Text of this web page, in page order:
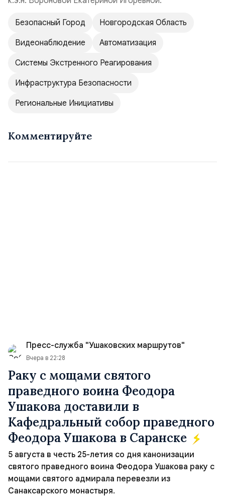
Безопасный Город
Новгородская Область
Видеонаблюдение
Автоматизация
Системы Экстренного Реагирования
Инфраструктура Безопасности
Региональные Инициативы
Комментируйте
Пресс-служба "Ушаковских маршрутов"
Вчера в 22:28
Раку с мощами святого
праведного воина Феодора
Ушакова доставили в
Кафедральный собор праведного
Феодора Ушакова в Саранске
5 августа в честь 25-летия со дня канонизации
святого праведного воина Феодора Ушакова раку с
мощами святого адмирала перевезли из
Санаксарского монастыря.